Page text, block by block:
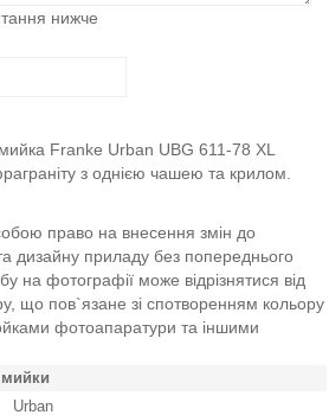
нижче
Franke Urban UBG 611-78 XL
з однією чашею та крилом.
право на внесення змін до
та дизайну приладу без попереднього
на фотографії може відрізнятися від
що пов`язане зі спотворенням кольору
фотоапаратури та іншими
мийки
Urban